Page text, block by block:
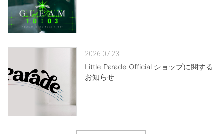
2026.07.23
Little Parade Official ショップに関する
お知らせ